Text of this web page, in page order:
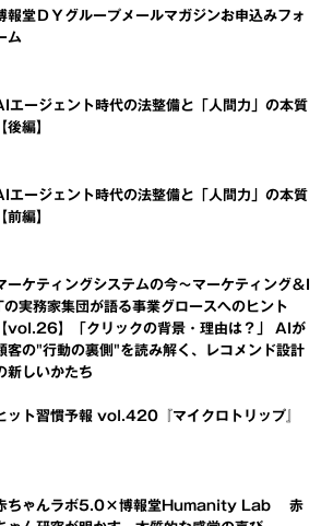
報堂ＤＹグループメールマガジンお申込みフォ
ム
エージェント時代の法整備と「人間力」の本質
【後編】
エージェント時代の法整備と「人間力」の本質
【前編】
ーケティングシステムの今～マーケティング＆I
の実務家集団が語る事業グロースへのヒント
【vol.26】「クリックの背景・理由は？」 AIが
客の"行動の裏側"を読み解く、レコメンド設計
新しいかたち
ット習慣予報 vol.420『マイクロトリップ』
ちゃんラボ5.0×博報堂Humanity Lab 赤